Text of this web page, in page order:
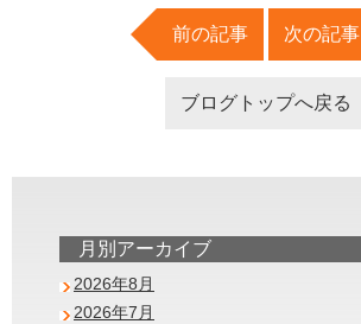
前の記事 次の記事
ブログトップへ戻る
月別アーカイブ
2026年8月
2026年7月